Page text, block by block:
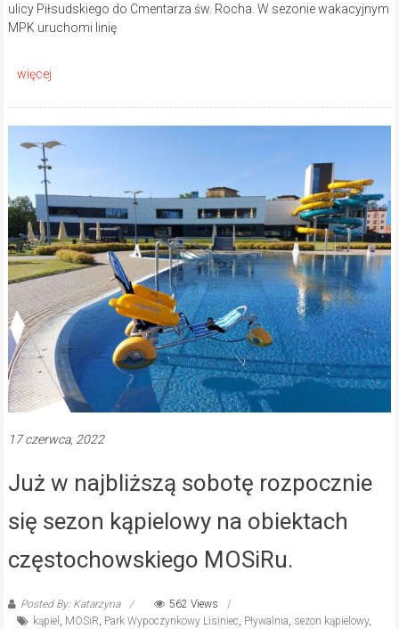
ulicy Piłsudskiego do Cmentarza św. Rocha. W sezonie wakacyjnym
MPK uruchomi linię
17 czerwca, 2022
Już w najbliższą sobotę rozpocznie
się sezon kąpielowy na obiektach
częstochowskiego MOSiRu.
Posted By: Katarzyna
562 Views
kąpiel , MOSiR, Park Wypoczynkowy Lisiniec, Pływalnia, sezon kąpielowy,